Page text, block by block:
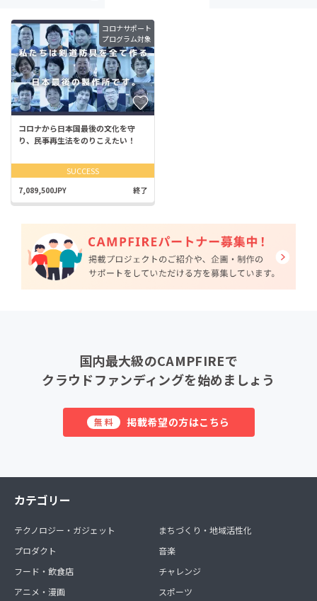
コロナサポート
プログラム対象
コロナから日本国最後の文化を守
り、民事再生法をのりこえたい！
SUCCESS
7,089,500JPY 終了
国内最大級のCAMPFIREで
クラウドファンディングを始めましょう
無料 掲載希望の方はこちら
カテゴリー
テクノロジー・ガジェット
プロダクト
フード・飲食店
アニメ・漫画
まちづくり・地域活性化
音楽
チャレンジ
スポーツ